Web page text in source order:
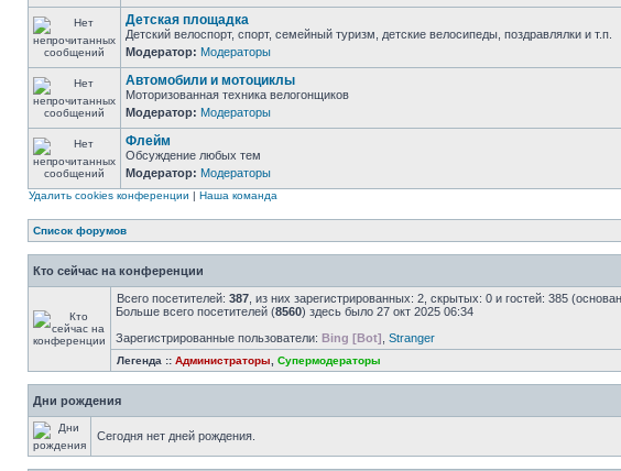
Детская площадка
Детский велоспорт, спорт, семейный туризм, детские велосипеды, поздравлялки и т.п.
Модератор: Модераторы
Автомобили и мотоциклы
Моторизованная техника велогонщиков
Модератор: Модераторы
Флейм
Обсуждение любых тем
Модератор: Модераторы
Удалить cookies конференции | Наша команда
Список форумов
Кто сейчас на конференции
Всего посетителей: 387 , из них зарегистрированных: 2, скрытых: 0 и гостей: 385
Больше всего посетителей (8560) здесь было 27 окт 2025 06:34
Зарегистрированные пользователи: Bing [Bot] Stranger
Легенда :: Администраторы Супермодераторы
Дни рождения
Сегодня нет дней рождения.